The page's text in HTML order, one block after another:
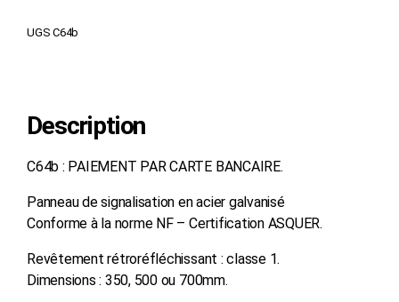
UGSC64b
Description
C64b : PAIEMENT PAR CARTE BANCAIRE.
Panneau de signalisation en acier galvanisé
Conforme à la norme NF – Certification ASQUER.
Revêtement rétroréfléchissant : classe 1.
Dimensions : 350, 500 ou 700mm.